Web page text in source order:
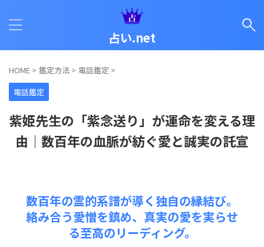
占い.net
HOME > 鑑定方法 > 電話鑑定 >
電話鑑定
紫姫先生の「紫念送り」が運命を変える理
由｜数百年の血脈が紡ぐ愛と誠実の託宣
数百年の霊的系譜が導く独自の縁結び。
絡み合う愛憎を鎮め、真実の愛を実らせ
る至高のリーディング。